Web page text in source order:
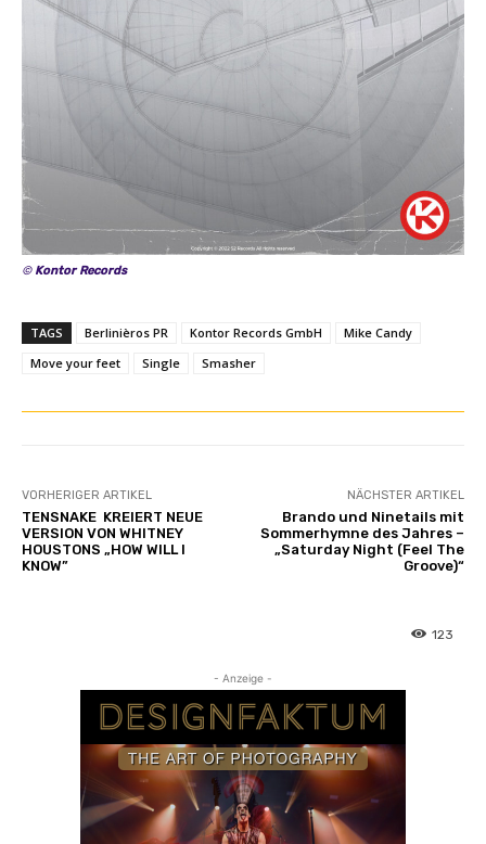
©Kontor Records
TAGS Berlinièros PR Kontor Records GmbH
Mike Candy
Move your feet
Single Smasher
VORHERIGER ARTIKEL
TENSNAKE KREIERT NEUE
VERSION VON WHITNEY
HOUSTONS „HOW WILL I
KNOW”
NÄCHSTER ARTIKEL
Brando und Ninetails mit
Sommerhymne des Jahres –
„Saturday Night (Feel The
Groove)“
123
- Anzeige -